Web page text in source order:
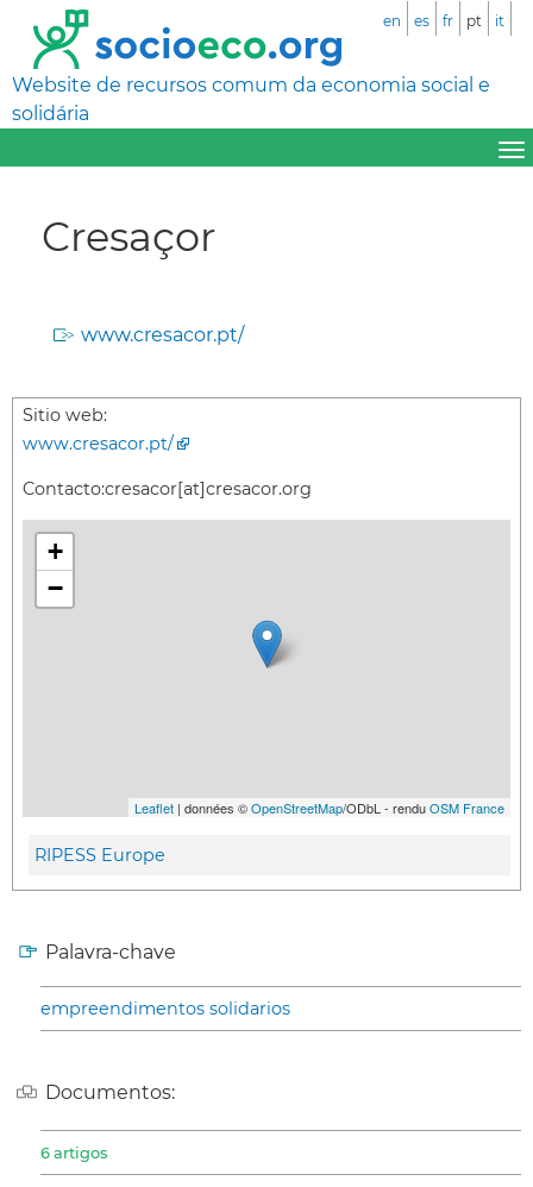
Website de recursos comum da economia social e
solidária
en es fr pt it
Cresaçor
www.cresacor.pt/
Sitio web:
www.cresacor.pt/
Contacto:cresacor[at]cresacor.org
+
−
Leaflet | données ©OpenStreetMap/ODbL - renduOSM France
RIPESS Europe
Palavra-chave
empreendimentos solidarios
Documentos:
6 artigos